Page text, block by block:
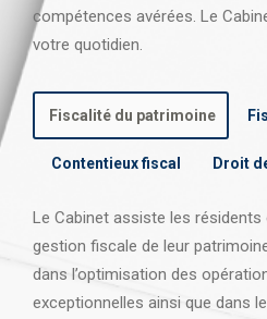
compétences avérées. Le
votre quotidien.
Fiscalité du patrimoine
Contentieux fiscal Droit
Le Cabinet assiste les
gestion fiscale de leur
dans l’optimisation des
exceptionnelles ainsi que dans